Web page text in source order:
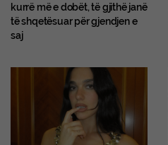
kurrë më e dobët, të gjithë janë
të shqetësuar për gjendjen e
saj